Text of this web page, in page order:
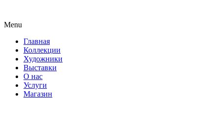
Menu
Главная
Коллекции
Художники
Выставки
О нас
Услуги
Магазин